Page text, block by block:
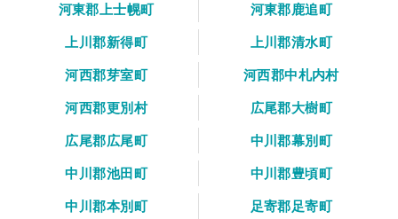
河東郡上士幌町
河東郡鹿追町
上川郡新得町
上川郡清水町
河西郡芽室町
河西郡中札内村
河西郡更別村
広尾郡大樹町
広尾郡広尾町
中川郡幕別町
中川郡池田町
中川郡豊頃町
中川郡本別町
足寄郡足寄町